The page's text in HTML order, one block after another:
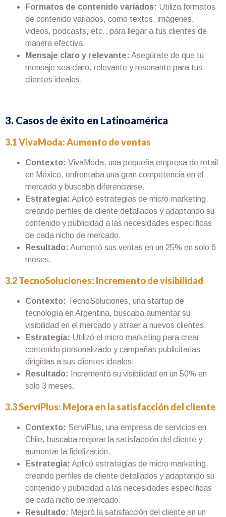
Formatos de contenido variados: Utiliza formatos
de contenido variados, como textos, imágenes,
videos, podcasts, etc., para llegar a tus clientes de
manera efectiva.
Mensaje claro y relevante: Asegúrate de que tu
mensaje sea claro, relevante y resonante para tus
clientes ideales.
3. Casos de éxito en Latinoamérica
3.1 VivaModa: Aumento de ventas
Contexto: VivaModa, una pequeña empresa de retail
en México, enfrentaba una gran competencia en el
mercado y buscaba diferenciarse.
Estrategia: Aplicó estrategias de micro marketing,
creando perfiles de cliente detallados y adaptando su
contenido y publicidad a las necesidades específicas
de cada nicho de mercado.
Resultado: Aumentó sus ventas en un 25% en solo 6
meses.
3.2 TecnoSoluciones: Incremento de visibilidad
Contexto: TecnoSoluciones, una startup de
tecnología en Argentina, buscaba aumentar su
visibilidad en el mercado y atraer a nuevos clientes.
Estrategia: Utilizó el micro marketing para crear
contenido personalizado y campañas publicitarias
dirigidas a sus clientes ideales.
Resultado: Incrementó su visibilidad en un 50% en
solo 3 meses.
3.3 ServiPlus: Mejora en la satisfacción del cliente
Contexto: ServiPlus, una empresa de servicios en
Chile, buscaba mejorar la satisfacción del cliente y
aumentar la fidelización.
Estrategia: Aplicó estrategias de micro marketing,
creando perfiles de cliente detallados y adaptando su
contenido y publicidad a las necesidades específicas
de cada nicho de mercado.
Resultado: Mejoró la satisfacción del cliente en un